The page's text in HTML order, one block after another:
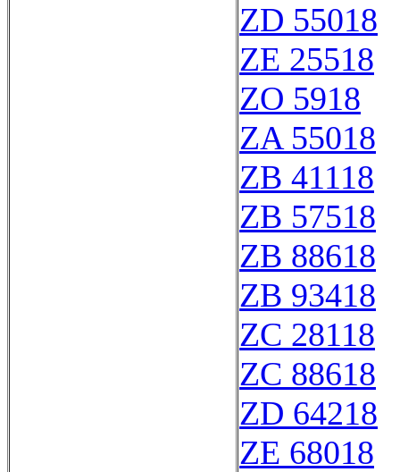
ZD 55018
ZE 25518
ZO 5918
ZA 55018
ZB 41118
ZB 57518
ZB 88618
ZB 93418
ZC 28118
ZC 88618
ZD 64218
ZE 68018